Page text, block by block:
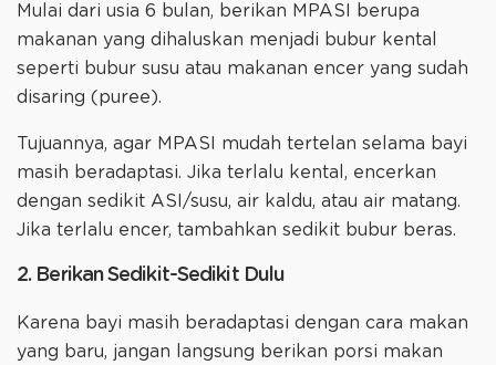
Mulai dari usia 6 bulan, berikan MPASI berupa
makanan yang dihaluskan menjadi bubur kental
seperti bubur susu atau makanan encer yang sudah
disaring (puree).
Tujuannya, agar MPASI mudah tertelan selama bayi
masih beradaptasi. Jika terlalu kental, encerkan
dengan sedikit ASI/susu, air kaldu, atau air matang.
Jika terlalu encer, tambahkan sedikit bubur beras.
2. Berikan Sedikit-Sedikit Dulu
Karena bayi masih beradaptasi dengan cara makan
yang baru, jangan langsung berikan porsi makan